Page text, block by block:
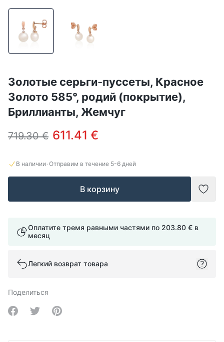
Золотые серьги-пуссеты, Красное
Золото 585°, родий (покрытие),
Бриллианты, Жемчуг
719.30 € 611.41 €
В наличии·Отправим в течение 5-6 дней
В корзину
Оплатите тремя равными частями по 203.80 € в
месяц
Легкий возврат товара
Поделиться
Share on Facebook
Share on Twitter
Share on Pinterest